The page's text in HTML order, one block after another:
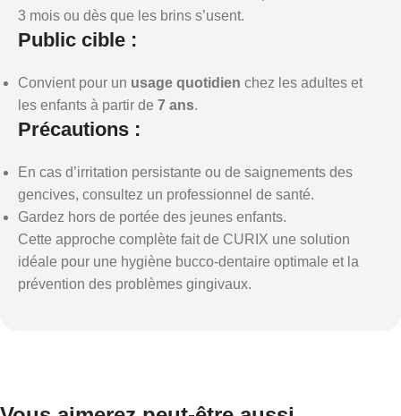
3 mois ou dès que les brins s’usent.
Public cible :
Convient pour un usage quotidien chez les adultes et
les enfants à partir de 7 ans.
Précautions :
En cas d’irritation persistante ou de saignements des
gencives, consultez un professionnel de santé.
Gardez hors de portée des jeunes enfants.
Cette approche complète fait de CURIX une solution
idéale pour une hygiène bucco-dentaire optimale et la
prévention des problèmes gingivaux.